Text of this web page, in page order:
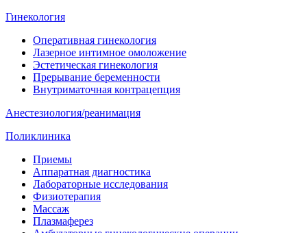
Гинекология
Оперативная гинекология
Лазерное интимное омоложение
Эстетическая гинекология
Прерывание беременности
Внутриматочная контрацепция
Анестезиология/реанимация
Поликлиника
Приемы
Аппаратная диагностика
Лабораторные исследования
Физиотерапия
Массаж
Плазмаферез